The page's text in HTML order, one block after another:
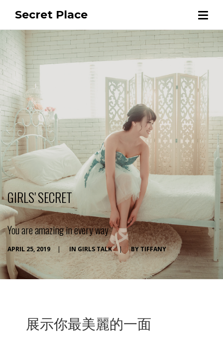
Secret Place
GIRLS' SECRET
You are amazing in every way
APRIL 25, 2019 | IN GIRLS TALK | BYTIFFANY
展示你最美麗的一面